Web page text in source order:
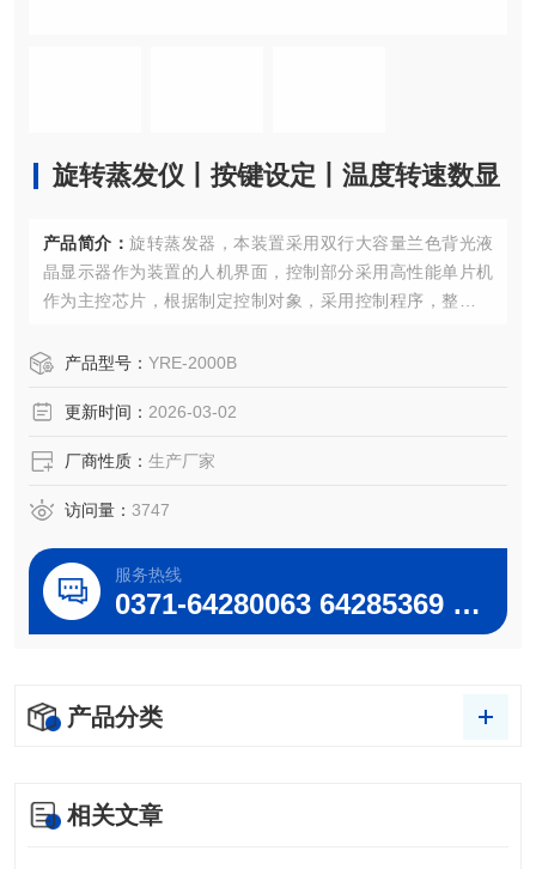
旋转蒸发仪丨按键设定丨温度转速数显
产品简介： 旋转蒸发器，本装置采用双行大容量兰色背光液
晶显示器作为装置的人机界面，控制部分采用高性能单片机
作为主控芯片，根据制定控制对象，采用控制程序，整机美
客户要求，通过升级软件即可达到用户要求。
动升降0-150mm
产品型号： YRE-2000B
更新时间： 2026-03-02
厂商性质： 生产厂家
访问量： 3747
服务热线
0371-64280063 64285369 64285222
产品分类
相关文章